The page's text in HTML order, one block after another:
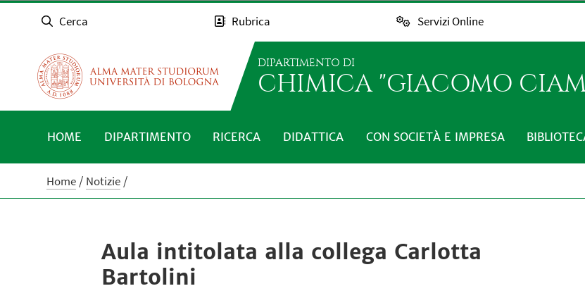
Cerca Rubrica Servizi Online
DIPARTIMENTO DI
CHIMICA "GIACOMO
HOME DIPARTIMENTO RICERCA DIDATTICA CON SOCIETÀ E IMPRESA
Home Notizie
Aula intitolata alla collega Carlotta
Bartolini